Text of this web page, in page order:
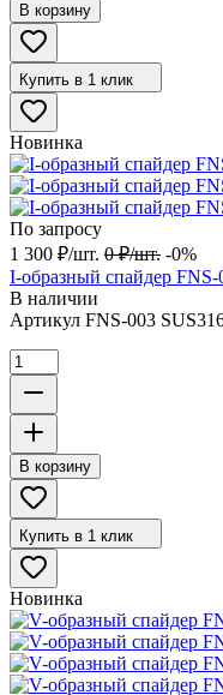
В корзину
Купить в 1 клик
Новинка
По запросу
1 300 ₽/шт. 0 ₽/шт. -0%
I-образный спайдер
В наличии
Артикул FNS-003
В корзину
Купить в 1 клик
Новинка